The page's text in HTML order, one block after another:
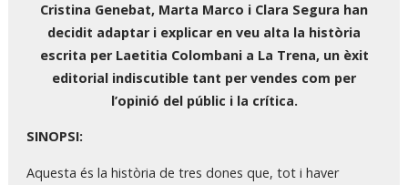
Cristina Genebat, Marta Marco i Clara Segura han
decidit adaptar i explicar en veu alta la història
escrita per Laetitia Colombani a La Trena, un èxit
editorial indiscutible tant per vendes com per
l’opinió del públic i la crítica.
SINOPSI:
Aquesta és la història de tres dones que, tot i haver